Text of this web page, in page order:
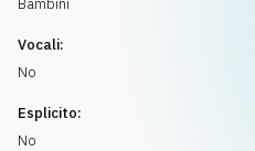
Bambini
Vocali:
No
Esplicito:
No